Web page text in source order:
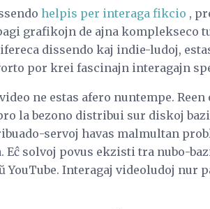
helpis per interaga fikcio ,
grafikojn de ajna
dissendo kaj indie-ludoj,
por krei fascinajn interagajn
ne estas afero nuntempe.
la bezono distribui sur diskoj
servoj havas malmultan
Eĉ solvoj povus ekzisti tra nubo-
Interagaj videoludoj nur